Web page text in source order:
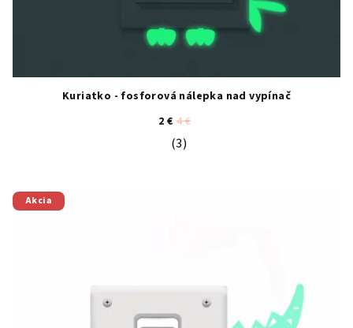
Kuriatko - fosforová nálepka nad vypínač
2 € 4 €
Priemerné hodnotenie produktu
(3)
Akcia